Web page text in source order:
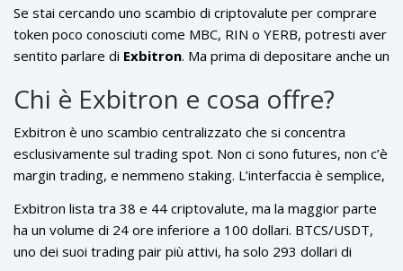
Se stai cercando uno scambio di criptovalute per comprare
token poco conosciuti come MBC, RIN o YERB, potresti aver
sentito parlare di Exbitron. Ma prima di depositare anche un
piattaforma. Exbitron non è un exchange come Binance o
non ha alcuna certificazione di sicurezza. È un piccolo
scambio, nato nel 2021 in Germania, che promette di offrire
accesso a token trascurati dagli altri. Ma il prezzo da pagare
è alto: commissioni elevate, ritiri bloccati per settimane, e un
rischio di perdita dei fondi che non puoi ignorare.
Chi è Exbitron e cosa offre?
Exbitron è uno scambio centralizzato che si concentra
esclusivamente sul trading spot. Non ci sono futures, non c’è
margin trading, e nemmeno staking. L’interfaccia è semplice,
significativo dal 2021. Il suo unico vantaggio è la possibilità di
listare token molto piccoli - quelli che nemmeno Kraken o
Binance vogliono. Se vuoi scambiare YERB, Exbitron è uno
Exbitron lista tra 38 e 44 criptovalute, ma la maggior parte
ha un volume di 24 ore inferiore a 100 dollari. BTCS/USDT,
uno dei suoi trading pair più attivi, ha solo 293 dollari di